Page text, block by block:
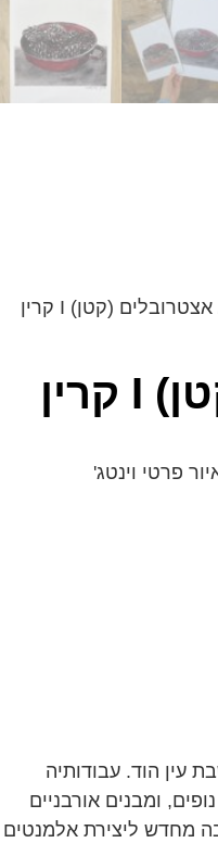
/ אצטרובלים (קטן) I קרין
אצטרובלים (קטן) I קרין
פרטי וינטג'
עין הוד. עבודותיה
ומבנים אורבניים
מחדש ליצירת אלמנטים